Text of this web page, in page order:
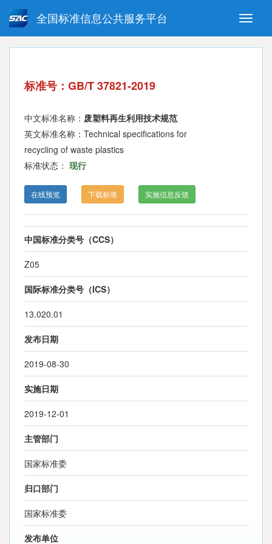
Toggle
全国标准信息公共服务平台
强制性国家标准 推荐性国家标准
指导性技术文件 (National standards in foreign
标准号：GB/T 37821-2019
中文标准名称： 废塑料再生利用技术规范
英文标准名称：Technical specifications for
recycling of waste plastics
标准状态： 现行
在线预览 下载标准 实施信息反馈
中国标准分类号（CCS）
Z05
国际标准分类号（ICS）
13.020.01
发布日期
2019-08-30
实施日期
2019-12-01
主管部门
国家标准委
归口部门
国家标准委
发布单位